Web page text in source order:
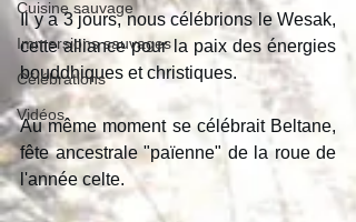
Cuisine sauvage
Immersions sauvages
Célébrations
Vidéos
Il y a 3 jours, nous célébrions le Wesak,
cette alliance pour la paix des énergies
bouddhiques et christiques.
Au même moment se célébrait Beltane,
fête ancestrale "païenne" de la roue de
l'année celte.